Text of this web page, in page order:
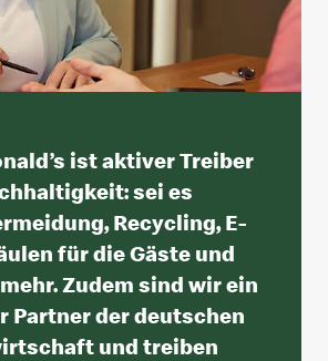
ist aktiver Treiber
sei es
Recycling, E-
für die Gäste und
Zudem sind wir ein
Partner der deutschen
und treiben